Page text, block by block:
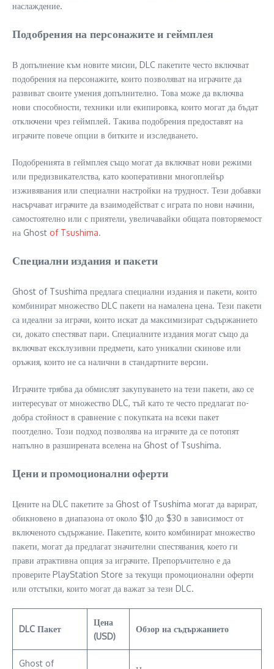
наслаждение.
Подобрения на персонажите и геймплея
В допълнение към новите мисии, DLC пакетите често включват
подобрения на персонажите, които позволяват на играчите да
развиват своите умения допълнително. Това може да включва
нови способности, техники или екипировка, които могат да бъдат
отключени чрез геймплей. Такива подобрения предоставят на
играчите повече опции в битките и изследването.
Подобренията в геймплея също могат да включват нови режими
или предизвикателства, като кооперативни многоплейър
изживявания или специални настройки на трудност. Тези добавки
насърчават играчите да взаимодействат с играта по нови начини,
самостоятелно или с приятели, увеличавайки общата повторяемост
на Ghost of Tsushima.
Специални издания и пакети
Ghost of Tsushima предлага специални издания и пакети, които
комбинират множество DLC пакети на намалена цена. Тези пакети
са идеални за играчи, които искат да максимизират съдържанието
си, докато спестяват пари. Специалните издания могат също да
включват ексклузивни предмети, като уникални скинове или
оръжия, които не са налични в стандартните версии.
Играчите трябва да обмислят закупуването на тези пакети, ако се
интересуват от множество DLC, тъй като те често предлагат по-
добра стойност в сравнение с покупката на всеки пакет
поотделно. Този подход позволява на играчите да се потопят
напълно в разширената вселена на Ghost of Tsushima.
Цени и промоционални оферти
Цените на DLC пакетите за Ghost of Tsushima могат да варират,
обикновено в диапазона от около $10 до $30 в зависимост от
включеното съдържание. Пакетите, които комбинират множество
пакети, могат да предлагат значителни спестявания, което ги
прави атрактивна опция за играчите. Препоръчително е да
проверите PlayStation Store за текущи промоционални оферти
или отстъпки, които могат да важат за тези DLC.
DLC Пакет
Цена
(USD)
Обзор на съдържанието
Ghost of